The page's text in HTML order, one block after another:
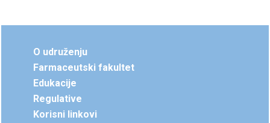
O udruženju
Farmaceutski fakultet
Edukacije
Regulative
Korisni linkovi